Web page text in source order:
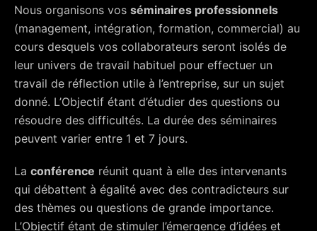
Nous organisons vos séminaires professionnels
(management, intégration, formation, commercial) au
cours desquels vos collaborateurs seront isolés de
leur univers de travail habituel pour effectuer un
travail de réflection utile à l’entreprise, sur un sujet
donné. L’Objectif étant d’étudier des questions ou
résoudre des difficultés. La durée des séminaires
peuvent varier entre 1 et 7 jours.
La conférence réunit quant à elle des intervenants
qui débattent à égalité avec des contradicteurs sur
des thèmes ou questions de grande importance.
L’Objectif étant de stimuler l’émergence d’idées et